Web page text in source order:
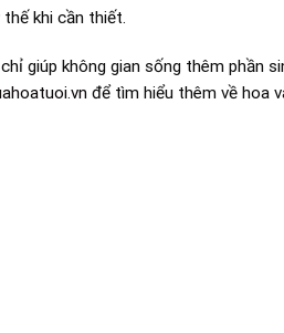
khi cần thiết.
giúp không gian sống thêm phần
để tìm hiểu thêm về hoa